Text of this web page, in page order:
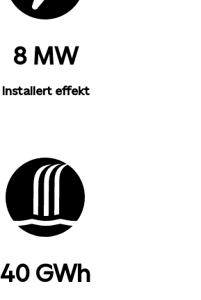
8 MW
Installert effekt
40 GWh